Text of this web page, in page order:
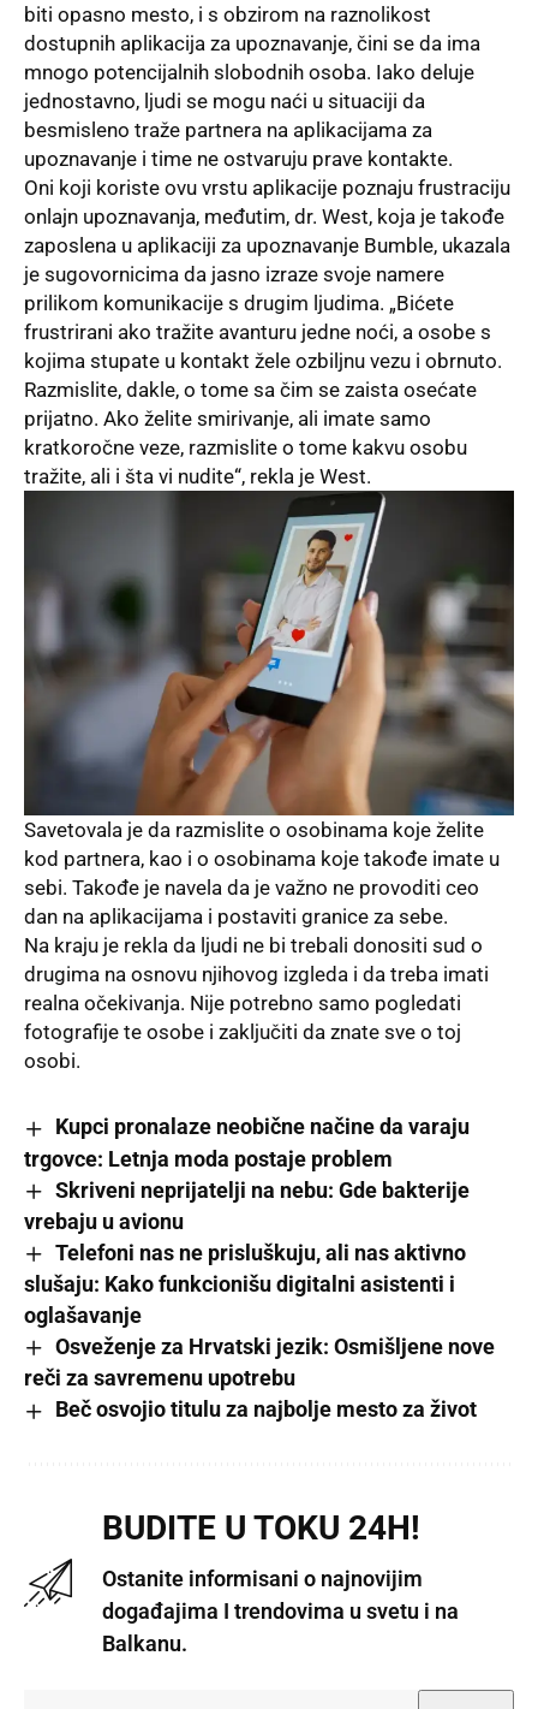
biti opasno mesto, i s obzirom na raznolikost
dostupnih aplikacija za upoznavanje, čini se da ima
mnogo potencijalnih slobodnih osoba. Iako deluje
jednostavno, ljudi se mogu naći u situaciji da
besmisleno traže partnera na aplikacijama za
upoznavanje i time ne ostvaruju prave kontakte.
Oni koji koriste ovu vrstu aplikacije poznaju frustraciju
onlajn upoznavanja, međutim, dr. West, koja je takođe
zaposlena u aplikaciji za upoznavanje Bumble, ukazala
je sugovornicima da jasno izraze svoje namere
prilikom komunikacije s drugim ljudima. „Bićete
frustrirani ako tražite avanturu jedne noći, a osobe s
kojima stupate u kontakt žele ozbiljnu vezu i obrnuto.
Razmislite, dakle, o tome sa čim se zaista osećate
prijatno. Ako želite smirivanje, ali imate samo
kratkoročne veze, razmislite o tome kakvu osobu
tražite, ali i šta vi nudite“, rekla je West.
Savetovala je da razmislite o osobinama koje želite
kod partnera, kao i o osobinama koje takođe imate u
sebi. Takođe je navela da je važno ne provoditi ceo
dan na aplikacijama i postaviti granice za sebe.
Na kraju je rekla da ljudi ne bi trebali donositi sud o
drugima na osnovu njihovog izgleda i da treba imati
realna očekivanja. Nije potrebno samo pogledati
fotografije te osobe i zaključiti da znate sve o toj
osobi.
Kupci pronalaze neobične načine da varaju
trgovce: Letnja moda postaje problem
Skriveni neprijatelji na nebu: Gde bakterije
vrebaju u avionu
Telefoni nas ne prisluškuju, ali nas aktivno
slušaju: Kako funkcionišu digitalni asistenti i
oglašavanje
Osveženje za Hrvatski jezik: Osmišljene nove
reči za savremenu upotrebu
Beč osvojio titulu za najbolje mesto za život
BUDITE U TOKU 24H!
Ostanite informisani o najnovijim
događajima I trendovima u svetu i na
Balkanu.